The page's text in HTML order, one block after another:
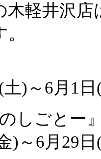
木軽井沢
土)～6月1
のしごとー
)～6月29